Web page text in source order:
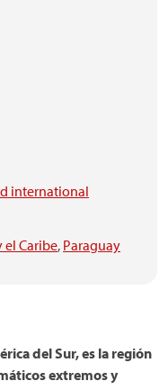
international
el Caribe, Paraguay
del Sur, es la región
extremos y